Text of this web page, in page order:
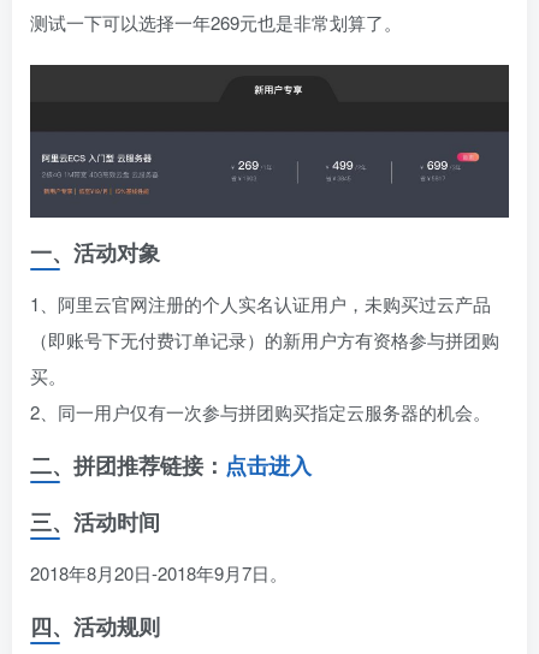
测试一下可以选择一年269元也是非常划算了。
一、活动对象
1、阿里云官网注册的个人实名认证用户，未购买过云产品
（即账号下无付费订单记录）的新用户方有资格参与拼团购
买。
2、同一用户仅有一次参与拼团购买指定云服务器的机会。
二、拼团推荐链接： 点击进入
三、活动时间
2018年8月20日-2018年9月7日。
四、活动规则